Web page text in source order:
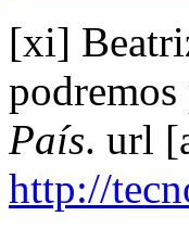
[xi]
País. url
http://